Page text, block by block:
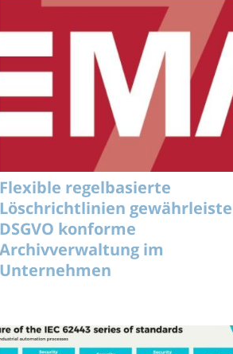
Flexible regelbasierte
Löschrichtlinien
DSGVO konforme
Archivverwaltung im
Unternehmen